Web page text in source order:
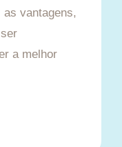
as vantagens,
a melhor